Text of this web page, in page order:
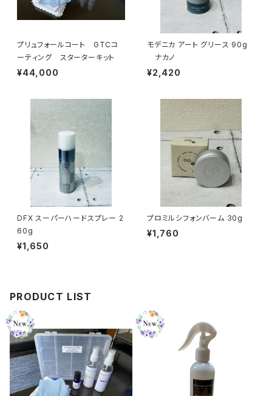
プリュフォールコート GTCコ
ーティング スターターキット
¥44,000
モデニカ アート グリース 90g
ナカノ
¥2,420
DFX スーパーハードスプレー 2
60g
¥1,650
プロミルシフォンバーム 30g
¥1,760
PRODUCT LIST